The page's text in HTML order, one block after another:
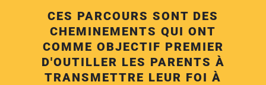
CES PARCOURS SONT DES
CHEMINEMENTS QUI ONT
COMME OBJECTIF PREMIER
D'OUTILLER LES PARENTS À
TRANSMETTRE LEUR FOI À